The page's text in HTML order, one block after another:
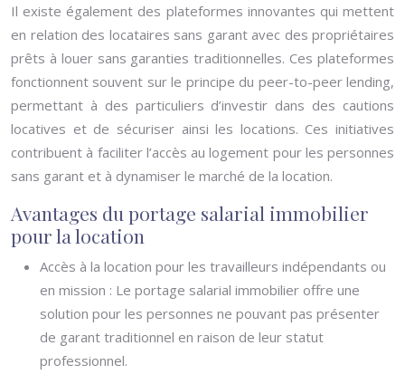
Il existe également des plateformes innovantes qui mettent
en relation des locataires sans garant avec des propriétaires
prêts à louer sans garanties traditionnelles. Ces plateformes
fonctionnent souvent sur le principe du peer-to-peer lending,
permettant à des particuliers d’investir dans des cautions
locatives et de sécuriser ainsi les locations. Ces initiatives
contribuent à faciliter l’accès au logement pour les personnes
sans garant et à dynamiser le marché de la location.
Avantages du portage salarial immobilier
pour la location
Accès à la location pour les travailleurs indépendants ou
en mission : Le portage salarial immobilier offre une
solution pour les personnes ne pouvant pas présenter
de garant traditionnel en raison de leur statut
professionnel.